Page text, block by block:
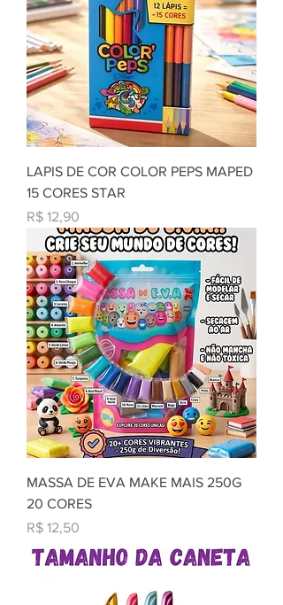
LAPIS DE COR COLOR PEPS MAPED
15 CORES STAR
Preço
R$ 12,90
MASSA DE EVA MAKE MAIS 250G
20 CORES
Preço
R$ 12,50